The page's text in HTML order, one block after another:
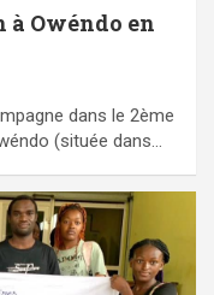
Owéndo en
dans le 2ème
(située dans…